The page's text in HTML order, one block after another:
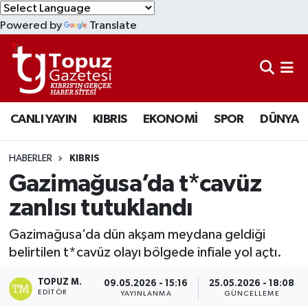
Powered by Translate
CANLI YAYIN KIBRIS EKONOMİ SPOR DÜNYA
HABERLER KIBRIS
Gazimağusa’da t*cavüz
zanlısı tutuklandı
Gazimağusa’da dün akşam meydana geldiği
belirtilen t*cavüz olayı bölgede infiale yol açtı.
TOPUZ M.
EDITÖR
09.05.2026 - 15:16
YAYINLANMA
25.05.2026 - 18:08
GÜNCELLEME
KIBRIS
DÜNYA
EKONOMİ
MAGAZİN
SAĞLIK
SPOR
TÜRKİYE
Lefkoşa Nöbetçi Eczaneler
Lefkoşa Hava Durumu
Lefkoşa Trafik Yoğunluk Haritası
Süper Lig Puan Durumu ve Fikstür
Tüm Manşetler
Son Dakika Haberleri